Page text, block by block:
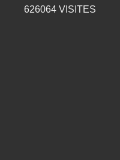
626064 VISITES